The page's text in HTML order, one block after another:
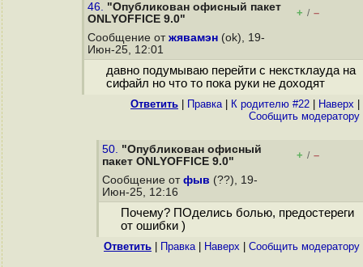
46. "Опубликован офисный пакет
ONLYOFFICE 9.0"
+ / –
Сообщение от жявамэн (ok), 19-
Июн-25, 12:01
давно подумываю перейти с некстклауда на
сифайл но что то пока руки не доходят
Ответить Правка| К родителю #22 Наверх
Cообщить модератору
50. "Опубликован офисный
пакет ONLYOFFICE 9.0"
+ / –
Сообщение от фыв (??), 19-
Июн-25, 12:16
Почему? ПОделись болью, предостереги
от ошибки )
Ответить Правка| Наверх Cообщить модератору